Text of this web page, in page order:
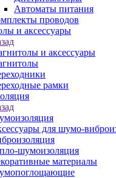
Автоматы питания
проводов
и аксессуары
и аксессуары
рамки
для шумо-
шумоизоляция
материалы